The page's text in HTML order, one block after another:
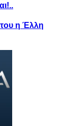
η Έλλη